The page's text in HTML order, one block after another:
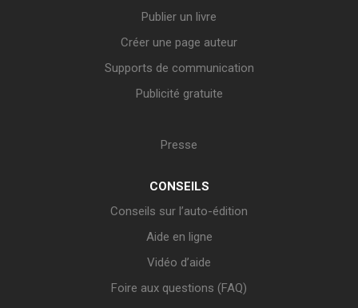
Publier un livre
Créer une page auteur
Supports de communication
Publicité gratuite
Presse
CONSEILS
Conseils sur l’auto-édition
Aide en ligne
Vidéo d’aide
Foire aux questions (FAQ)